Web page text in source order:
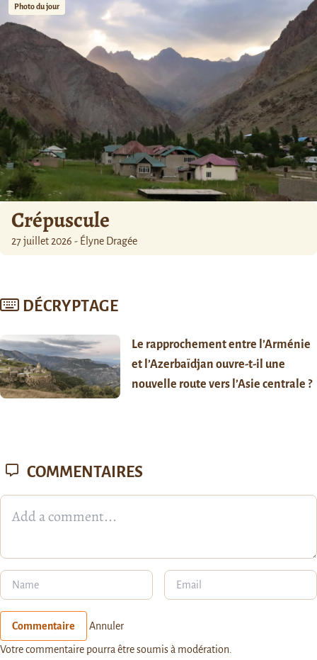
Photo du jour
Crépuscule
27 juillet 2026 - Élyne Dragée
DÉCRYPTAGE
Le rapprochement entre l’Arménie
et l’Azerbaïdjan ouvre-t-il une
nouvelle route vers l’Asie centrale ?
COMMENTAIRES
Commentaire Annuler
Votre commentaire pourra être soumis à modération.